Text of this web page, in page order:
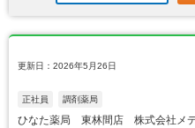
更新日：2026年5月26日
正社員 調剤薬局
ひなた薬局 東林間店 株式会社メデ